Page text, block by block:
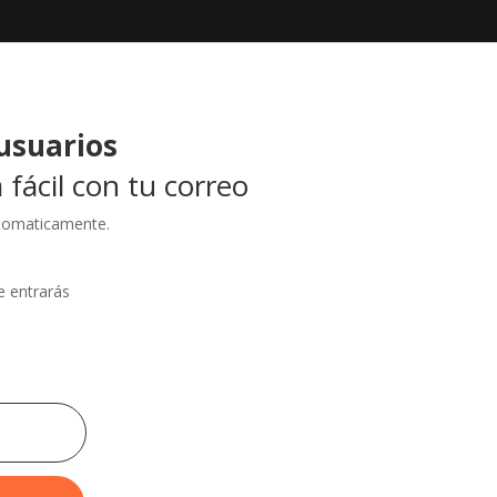
fácil con tu correo
entrarás